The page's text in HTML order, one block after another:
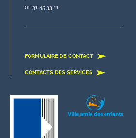
02 31 45 33 11
FORMULAIRE DE CONTACT
CONTACTS DES SERVICES